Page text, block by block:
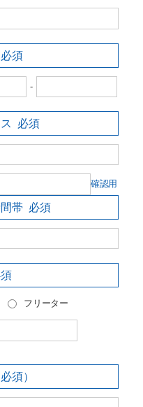
必須
-
必須
確認用
帯 必須
フリーター
必須）